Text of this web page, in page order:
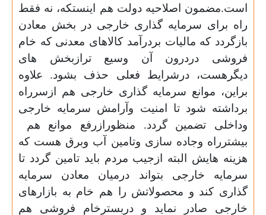
است.مضمون اصلاحیه دولت هم اینستکه، نه فقط
راه برای سرمایه گذاری خارجی در بخش معادن
بازگردد که مالیات بردرآمد کالاهای معدنی که خام
فروشی دردرون آن وسیع ترازبخش های
دیگرهست، درشرایط فعلی حذف بشود. علاوه
براین، موانع سرمایه گذاری خارجی هم ازسرراه
برداشته شود تا امنیت وآرامش سرمایه خارجی
وداخلی تضمین گردد. منظورازرفع موانع هم
بیشترراه وجاده سازی وتامین آب وبرق هست که
هزینه هایش البته ازجیب مردم باید تامین گردد تا
سرمایه خارجی بتواند درمیان معادن سرمایه
گذاری کند و محصولاتش را هم خام به بازارهای
خارجی صادر نماید و دربسترخام فروشی هم